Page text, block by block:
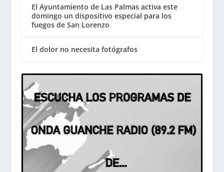
El Ayuntamiento de Las Palmas activa este
domingo un dispositivo especial para los
fuegos de San Lorenzo
El dolor no necesita fotógrafos